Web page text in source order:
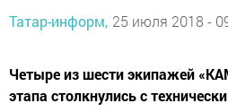
Татар-информ, 25 июля 2018 -
Четыре из шести экипажей
этапа столкнулись с